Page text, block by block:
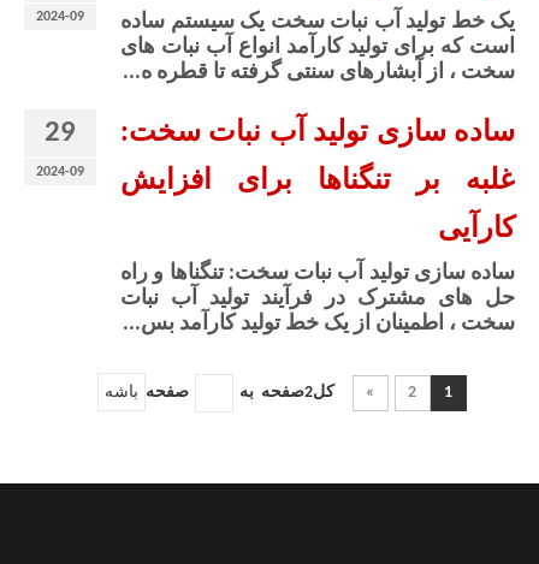
2024-09
یک خط تولید آب نبات سخت یک سیستم ساده
است که برای تولید کارآمد انواع آب نبات های
سخت ، از آبشارهای سنتی گرفته تا قطره ه...
29
2024-09
ساده سازی تولید آب نبات سخت:
غلبه بر تنگناها برای افزایش
کارآیی
ساده سازی تولید آب نبات سخت: تنگناها و راه
حل های مشترک در فرآیند تولید آب نبات
سخت ، اطمینان از یک خط تولید کارآمد بس...
1
2
» کل2صفحه به صفحه باشه